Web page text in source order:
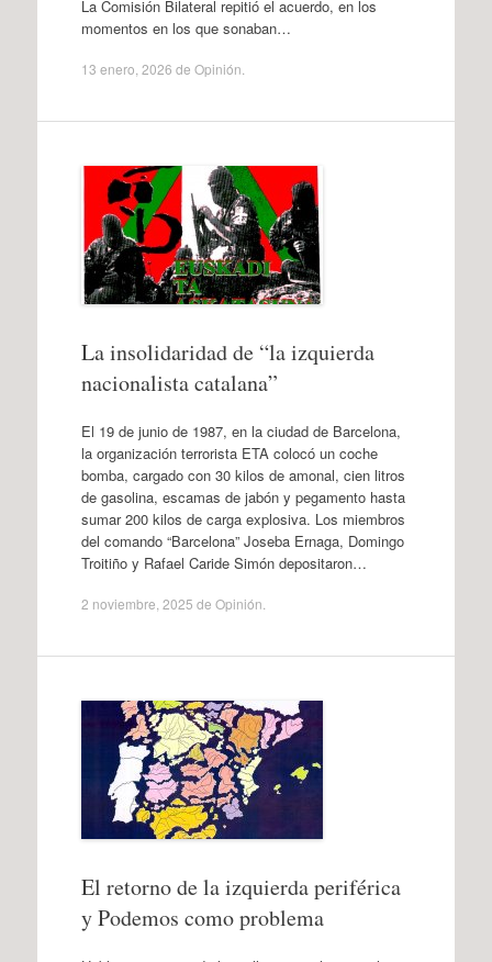
La Comisión Bilateral repitió el acuerdo, en los
momentos en los que sonaban…
13 enero, 2026 de Opinión
La insolidaridad de “la izquierda
nacionalista catalana”
El 19 de junio de 1987, en la ciudad de Barcelona,
la organización terrorista ETA colocó un coche
bomba, cargado con 30 kilos de amonal, cien litros
de gasolina, escamas de jabón y pegamento hasta
sumar 200 kilos de carga explosiva. Los miembros
del comando “Barcelona” Joseba Ernaga, Domingo
Troitiño y Rafael Caride Simón depositaron…
2 noviembre, 2025 de Opinión
El retorno de la izquierda periférica
y Podemos como problema